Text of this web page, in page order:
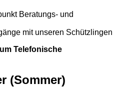
Beratungs- und
mit unseren Schützlingen
Telefonische
(Sommer)